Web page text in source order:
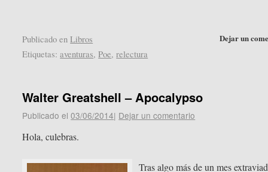
Dejar un
Publicado en Libros
Etiquetas: aventuras,Poe,relectura
Walter Greatshell – Apocalypso
Publicado el 03/06/2014| Dejar un comentario
Hola, culebras.
Tras algo más de un mes